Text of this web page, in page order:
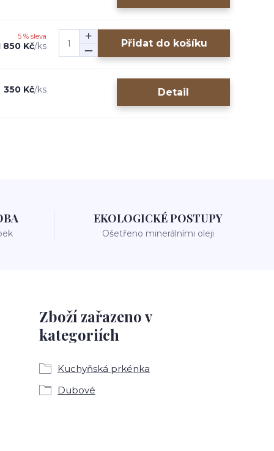
5 % sleva
850 Kč/ks Přidat do košíku
350 Kč/ks Detail
EKOLOGICKÉ POSTUPY
Ošetřeno minerálními oleji
Zboží zařazeno v
kategoriích
Kuchyňská prkénka
Dubové